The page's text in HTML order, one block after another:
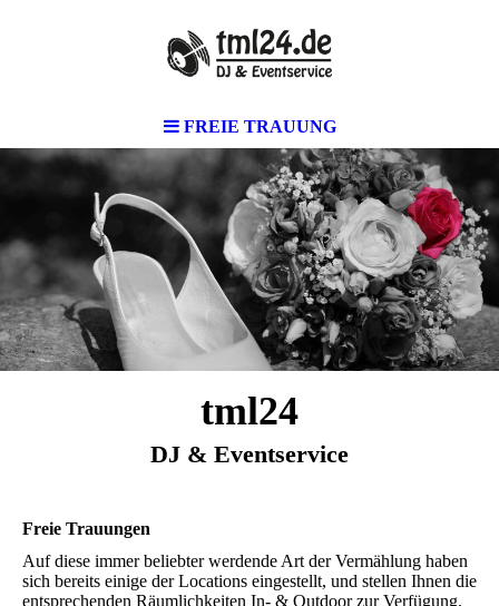
FREIE TRAUUNG
tml24
DJ & Eventservice
Freie Trauungen
Auf diese immer beliebter werdende Art der Vermählung haben
sich bereits einige der Locations eingestellt, und stellen Ihnen die
entsprechenden Räumlichkeiten In- & Outdoor zur Verfügung.